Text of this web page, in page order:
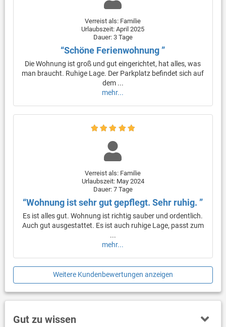
Verreist als: Familie
Urlaubszeit: April 2025
Dauer: 3 Tage
“Schöne Ferienwohnung ”
Die Wohnung ist groß und gut eingerichtet, hat alles, was
man braucht. Ruhige Lage. Der Parkplatz befindet sich auf
dem ...
mehr...
Verreist als: Familie
Urlaubszeit: May 2024
Dauer: 7 Tage
“Wohnung ist sehr gut gepflegt. Sehr ruhig. ”
Es ist alles gut. Wohnung ist richtig sauber und ordentlich.
Auch gut ausgestattet. Es ist auch ruhige Lage, passt zum
...
mehr...
Weitere Kundenbewertungen anzeigen
Gut zu wissen